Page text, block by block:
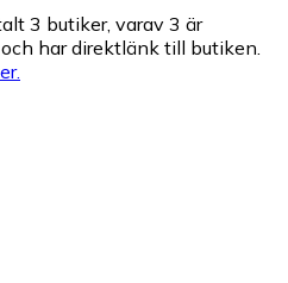
3 butiker, varav 3 är
har direktlänk till butiken.